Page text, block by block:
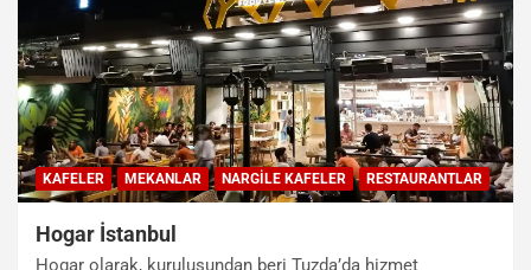
KAFELER MEKANLAR NARGILE KAFELER RESTAURANTLAR
Hogar İstanbul
Hogar olarak, kuruluşundan beri Tuzda’da hizmet